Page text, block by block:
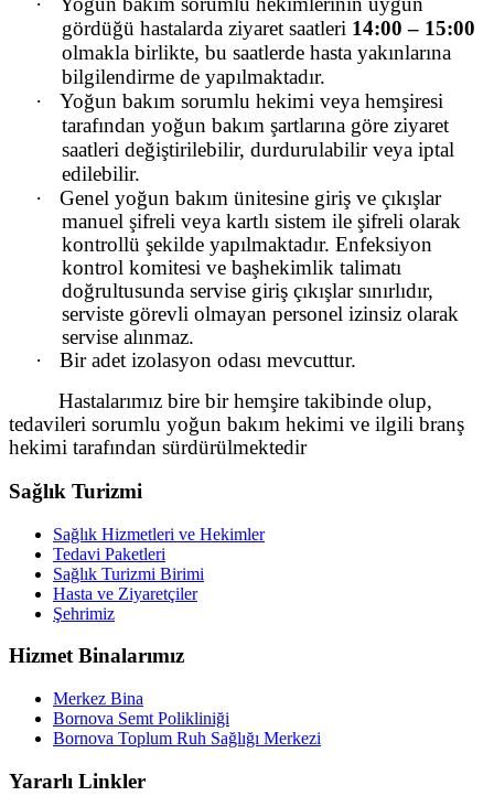
gördüğü hastalarda ziyaret saatleri 14:00 – 15:00
olmakla birlikte, bu saatlerde hasta yakınlarına
bilgilendirme de yapılmaktadır.
·
Yoğun bakım sorumlu hekimi veya hemşiresi
tarafından yoğun bakım şartlarına göre ziyaret
saatleri değiştirilebilir, durdurulabilir veya iptal
edilebilir.
·
Genel yoğun bakım ünitesine giriş ve çıkışlar
manuel şifreli veya kartlı sistem ile şifreli olarak
kontrollü şekilde yapılmaktadır. Enfeksiyon
kontrol komitesi ve başhekimlik talimatı
doğrultusunda servise giriş çıkışlar sınırlıdır,
serviste görevli olmayan personel izinsiz olarak
servise alınmaz.
·
Bir adet izolasyon odası mevcuttur.
Hastalarımız bire bir hemşire takibinde olup,
tedavileri sorumlu yoğun bakım hekimi ve ilgili branş
hekimi tarafından sürdürülmektedir
Sağlık Turizmi
Sağlık Hizmetleri ve Hekimler
Tedavi Paketleri
Sağlık Turizmi Birimi
Hasta ve Ziyaretçiler
Şehrimiz
Hizmet Binalarımız
Merkez Bina
Bornova Semt Polikliniği
Bornova Toplum Ruh Sağlığı Merkezi
Yararlı Linkler